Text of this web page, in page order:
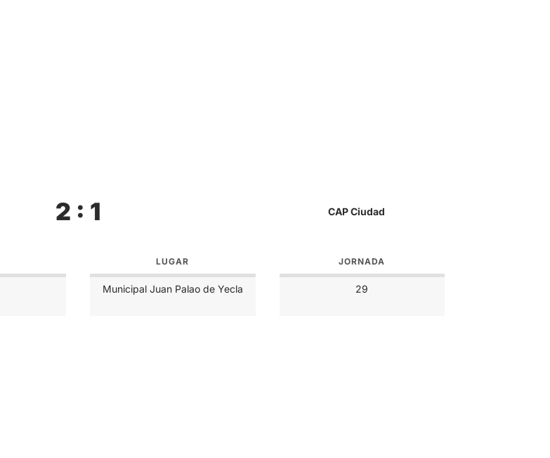
2 : 1 CAP Ciudad
LUGAR
Municipal Juan Palao de Yecla
JORNADA
29